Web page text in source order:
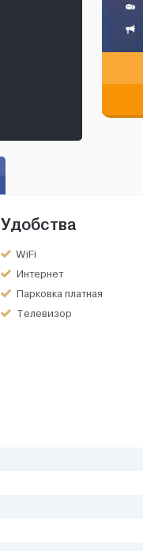
Удобства
WiFi
Интернет
Парковка платная
Телевизор